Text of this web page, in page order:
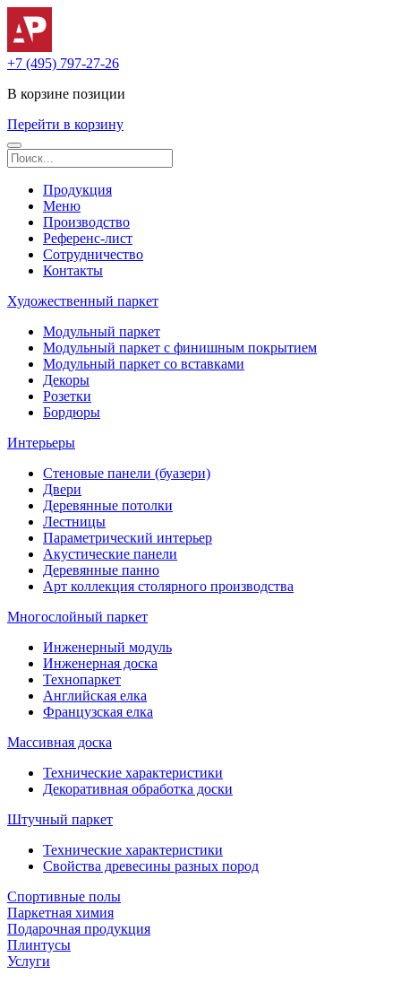
+7 (495) 797-27-26
В корзине позиции
Перейти в корзину
Продукция
Меню
Производство
Референс-лист
Сотрудничество
Контакты
Художественный паркет
Модульный паркет
Модульный паркет с финишным покрытием
Модульный паркет со вставками
Декоры
Розетки
Бордюры
Интерьеры
Стеновые панели (буазери)
Двери
Деревянные потолки
Лестницы
Параметрический интерьер
Акустические панели
Деревянные панно
Арт коллекция столярного производства
Многослойный паркет
Инженерный модуль
Инженерная доска
Технопаркет
Английская елка
Французская елка
Массивная доска
Технические характеристики
Декоративная обработка доски
Штучный паркет
Технические характеристики
Свойства древесины разных пород
Спортивные полы
Паркетная химия
Подарочная продукция
Плинтусы
Услуги